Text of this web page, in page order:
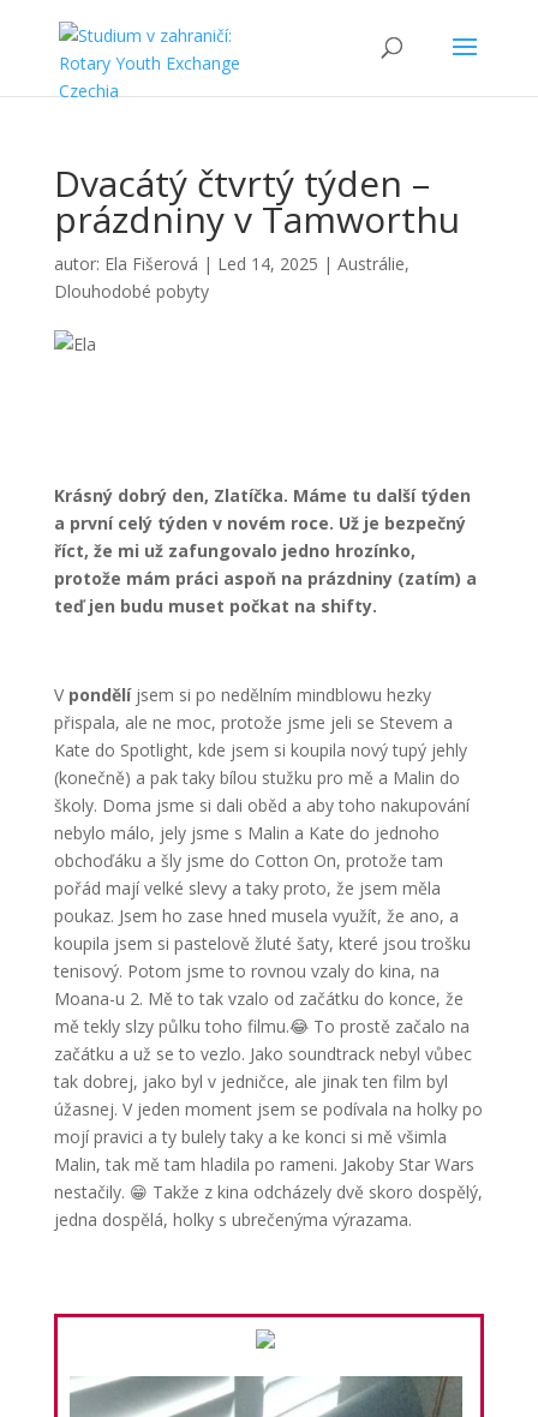
Dvacátý čtvrtý týden –
prázdniny v Tamworthu
autor: Ela Fišerová | Led 14, 2025 | Austrálie,
Dlouhodobé pobyty
Krásný dobrý den, Zlatíčka. Máme tu další týden
a první celý týden v novém roce. Už je bezpečný
říct, že mi už zafungovalo jedno hrozínko,
protože mám práci aspoň na prázdniny (zatím) a
teď jen budu muset počkat na shifty.
V pondělíjsem si po nedělním mindblowu hezky
přispala, ale ne moc, protože jsme jeli se Stevem a
Kate do Spotlight, kde jsem si koupila nový tupý jehly
(konečně) a pak taky bílou stužku pro mě a Malin do
školy. Doma jsme si dali oběd a aby toho nakupování
nebylo málo, jely jsme s Malin a Kate do jednoho
obchoďáku a šly jsme do Cotton On, protože tam
pořád mají velké slevy a taky proto, že jsem měla
poukaz. Jsem ho zase hned musela využít, že ano, a
koupila jsem si pastelově žluté šaty, které jsou trošku
tenisový. Potom jsme to rovnou vzaly do kina, na
Moana-u 2. ​​Mě to tak vzalo od začátku do konce, že
mě tekly slzy půlku toho filmu.😂 To prostě začalo na
začátku a už se to vezlo. Jako soundtrack nebyl vůbec
tak dobrej, jako byl v jedničce, ale jinak ten film byl
úžasnej. V jeden moment jsem se podívala na holky po
mojí pravici a ty bulely taky a ke konci si mě všimla
Malin, tak mě tam hladila po rameni. Jakoby Star Wars
nestačily. 😁 Takže z kina odcházely dvě skoro dospělý,
jedna dospělá, holky s ubrečenýma výrazama.